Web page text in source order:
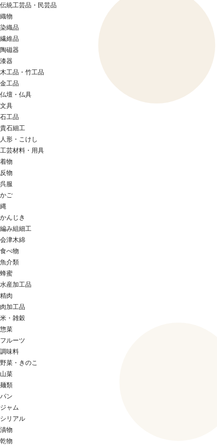
伝統工芸品・民芸品
織物
染織品
繊維品
陶磁器
漆器
木工品・竹工品
金工品
仏壇・仏具
文具
石工品
貴石細工
人形・こけし
工芸材料・用具
着物
反物
呉服
かご
縄
かんじき
編み組細工
会津木綿
食べ物
魚介類
蜂蜜
水産加工品
精肉
肉加工品
米・雑穀
惣菜
フルーツ
調味料
野菜・きのこ
山菜
麺類
パン
ジャム
シリアル
漬物
乾物